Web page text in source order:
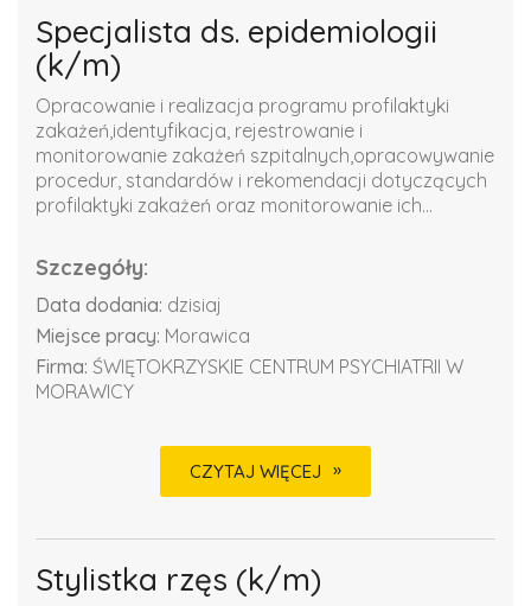
Specjalista ds. epidemiologii
(k/m)
Opracowanie i realizacja programu profilaktyki
zakażeń,identyfikacja, rejestrowanie i
monitorowanie zakażeń szpitalnych,opracowywanie
procedur, standardów i rekomendacji dotyczących
profilaktyki zakażeń oraz monitorowanie ich...
Szczegóły:
Data dodania: dzisiaj
Miejsce pracy: Morawica
Firma: ŚWIĘTOKRZYSKIE CENTRUM PSYCHIATRII W
MORAWICY
CZYTAJ WIĘCEJ
Stylistka rzęs (k/m)